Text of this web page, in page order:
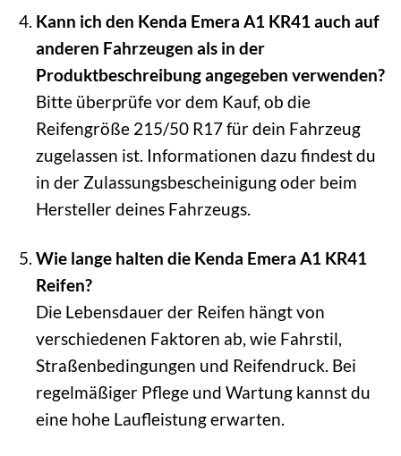
Kann ich den Kenda Emera A1 KR41 auch auf
anderen Fahrzeugen als in der
Produktbeschreibung angegeben verwenden?
Bitte überprüfe vor dem Kauf, ob die
Reifengröße 215/50 R17 für dein Fahrzeug
zugelassen ist. Informationen dazu findest du
in der Zulassungsbescheinigung oder beim
Hersteller deines Fahrzeugs.
Wie lange halten die Kenda Emera A1 KR41
Reifen?
Die Lebensdauer der Reifen hängt von
verschiedenen Faktoren ab, wie Fahrstil,
Straßenbedingungen und Reifendruck. Bei
regelmäßiger Pflege und Wartung kannst du
eine hohe Laufleistung erwarten.